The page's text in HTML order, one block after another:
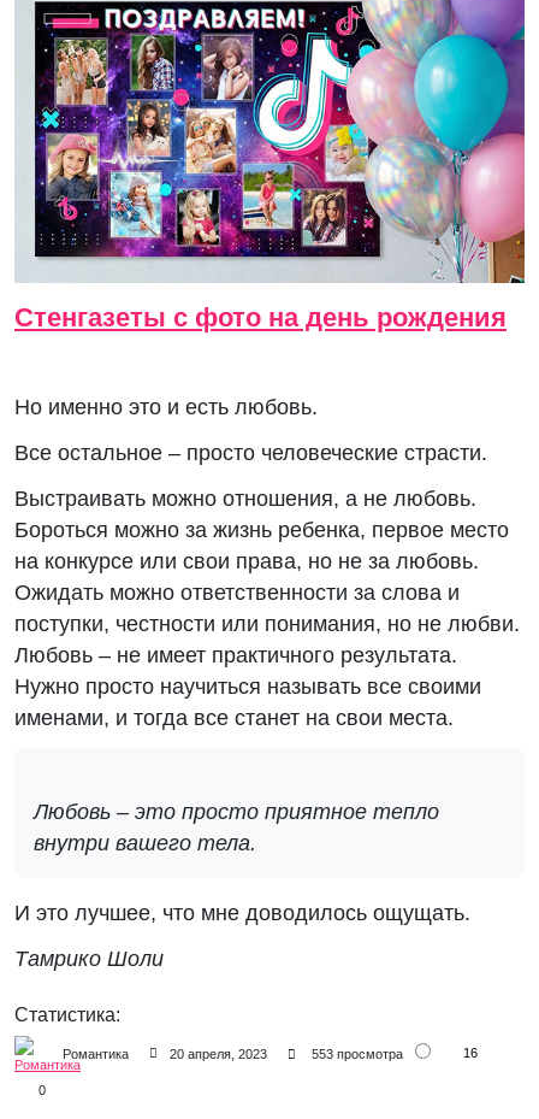
Стенгазеты с фото на день рождения
Но именно это и есть любовь.
Все остальное – просто человеческие страсти.
Выстраивать можно отношения, а не любовь.
Бороться можно за жизнь ребенка, первое место
на конкурсе или свои права, но не за любовь.
Ожидать можно ответственности за слова и
поступки, честности или понимания, но не любви.
Любовь – не имеет практичного результата.
Нужно просто научиться называть все своими
именами, и тогда все станет на свои места.
Любовь – это просто приятное тепло
внутри вашего тела.
И это лучшее, что мне доводилось ощущать.
Тамрико Шоли
Статистика:
Романтика 20 апреля, 2023 553 просмотра 16
0